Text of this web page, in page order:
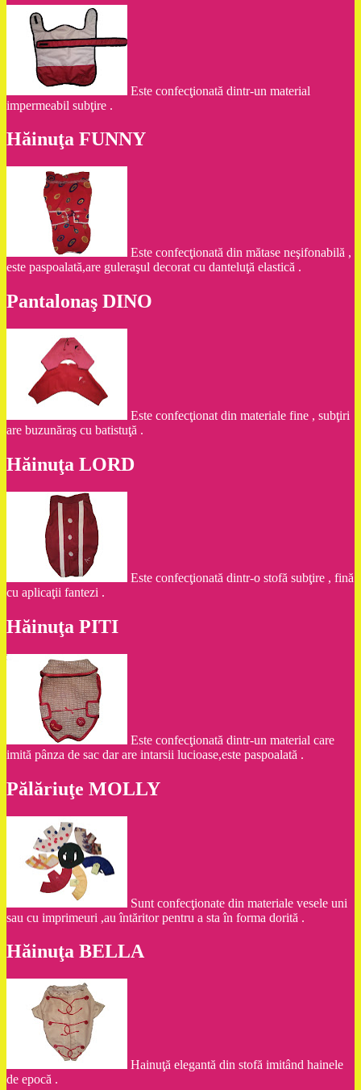
Este confecţionată dintr-un material
impermeabil subţire .
Hăinuţa FUNNY
Este confecţionată din mătase neşifonabilă ,
este paspoalată,are guleraşul decorat cu danteluţă elastică .
Pantalonaş DINO
Este confecţionat din materiale fine , subţiri
are buzunăraş cu batistuţă .
Hăinuţa LORD
Este confecţionată dintr-o stofă subţire , fină
cu aplicaţii fantezi .
Hăinuţa PITI
Este confecţionată dintr-un material care
imită pânza de sac dar are intarsii lucioase,este paspoalată .
Pălăriuţe MOLLY
Sunt confecţionate din materiale vesele uni
sau cu imprimeuri ,au întăritor pentru a sta în forma dorită .
Hăinuţa BELLA
Hainuţă elegantă din stofă imitând hainele
de epocă .